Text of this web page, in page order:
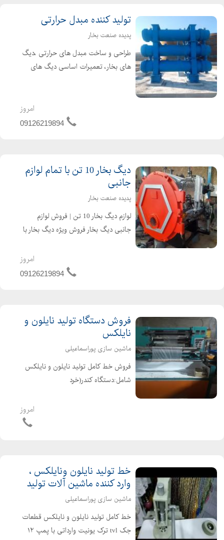
تولید کننده مبدل حرارتی
پدیده صنعت بخار
طراحی و ساخت مبدل های حرارتی ،دیگ
های بخار، تعمیرات اساسی دیگ های
اطلاعات بیشتر با شم...
امروز
09126219894
دیگ بخار 10 تن با تمام لوازم
جانبی
پدیده صنعت بخار
لوازم دیگ بخار 10 تن | فروش لوازم
جانبی دیگ بخار فروش ویژه دیگ بخار با
قیمت و کیفیت تولید کننده دیگ بخار
برای صنایع غذایی و لبنی ازجمله: صنایع
امروز
09126219894
فروش دستگاه تولید نایلون و
نایلکس
ماشین سازی پوراسماعیلی
فروش خط کامل تولید نایلون و نایلکس
شامل:دستگاه کندر(خرد
دوخت دوطبقه اتوماتیک.دستگاه دستهامروز
خط تولید نایلون ونایلکس ،
وارد کننده ماشین آلات تولید
ماشین سازی پوراسماعیلی
خط کامل تولید نایلون و نایلکس قطعات
جک tvl ترک یونیت وارداتی با پمپ ۱۲